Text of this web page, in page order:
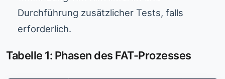
Durchführung zusätzlicher Tests, falls
erforderlich.
Tabelle 1: Phasen des FAT-Prozesses